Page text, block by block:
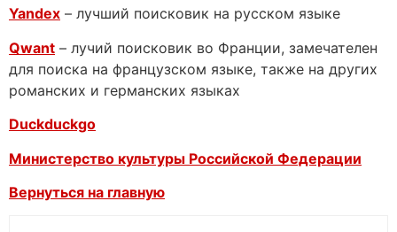
Yandex – лучший поисковик на русском языке
Qwant – лучий поисковик во Франции, замечателен
для поиска на французском языке, также на других
романских и германских языках
Duckduckgo
Министерство культуры Российской Федерации
Вернуться на главную